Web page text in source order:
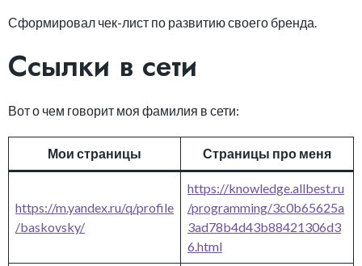
Сформировал чек-лист по развитию своего бренда.
Ссылки в сети
Вот о чем говорит моя фамилия в сети:
Мои страницы Страницы про меня
https://m.yandex.ru/q/profile
/baskovsky/
https://knowledge.allbest.ru
/programming/3c0b65625a
3ad78b4d43b88421306d3
6.html